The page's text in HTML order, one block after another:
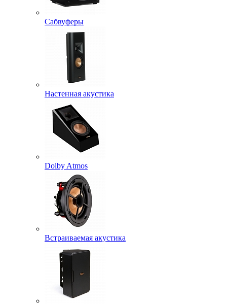
Сабвуферы
Настенная акустика
Dolby Atmos
Встраиваемая акустика